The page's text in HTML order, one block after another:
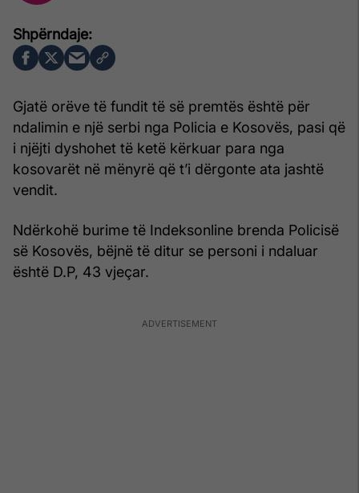
Gjatë orëve të fundit të së premtës është për
ndalimin e një serbi nga Policia e Kosovës, pasi që
i njëjti dyshohet të ketë kërkuar para nga
kosovarët në mënyrë që t’i dërgonte ata jashtë
vendit.
Ndërkohë burime të Indeksonline brenda Policisë
së Kosovës, bëjnë të ditur se personi i ndaluar
është D.P, 43 vjeçar.